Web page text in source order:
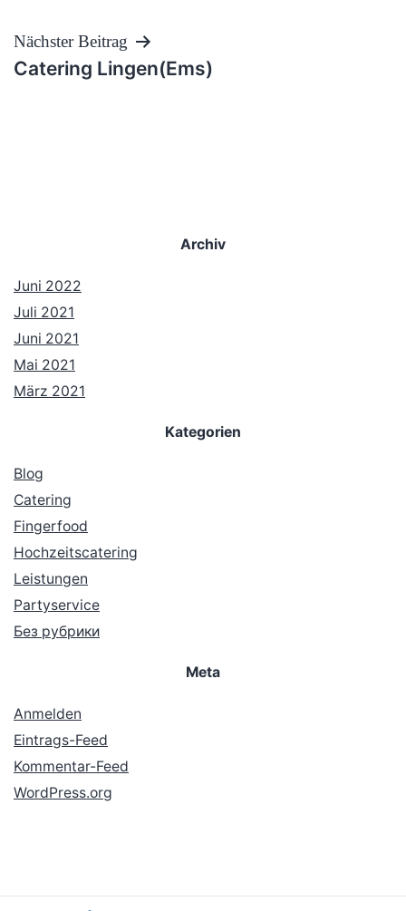
Nächster Beitrag
Catering Lingen(Ems)
Archiv
Juni 2022
Juli 2021
Juni 2021
Mai 2021
März 2021
Kategorien
Blog
Catering
Fingerfood
Hochzeitscatering
Leistungen
Partyservice
Без рубрики
Meta
Anmelden
Eintrags-Feed
Kommentar-Feed
WordPress.org